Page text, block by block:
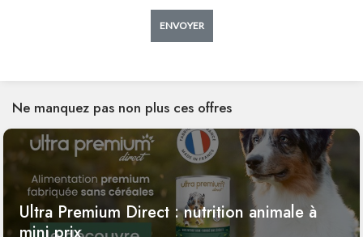
ENVOYER
Ne manquez pas non plus ces offres
Ultra Premium Direct : nutrition animale à
mini prix